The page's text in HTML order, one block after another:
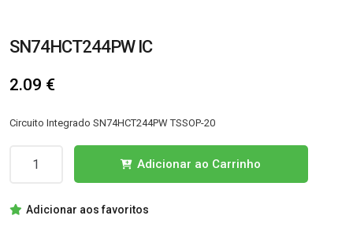
SN74HCT244PW IC
2.09 €
Circuito Integrado SN74HCT244PW TSSOP-20
IC
Adicionar ao Carrinho
Adicionar aos favoritos